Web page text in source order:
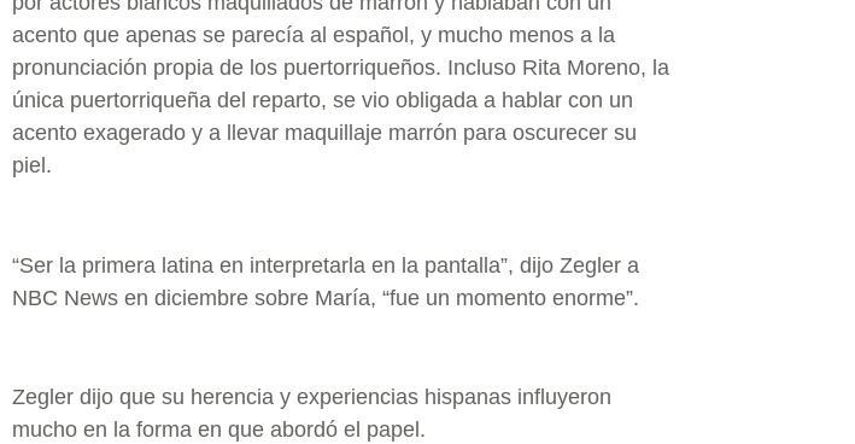
acento que apenas se parecía al español, y mucho menos a la
pronunciación propia de los puertorriqueños. Incluso Rita Moreno, la
única puertorriqueña del reparto, se vio obligada a hablar con un
acento exagerado y a llevar maquillaje marrón para oscurecer su
piel.
“Ser la primera latina en interpretarla en la pantalla”, dijo Zegler a
NBC News en diciembre sobre María, “fue un momento enorme”.
Zegler dijo que su herencia y experiencias hispanas influyeron
mucho en la forma en que abordó el papel.